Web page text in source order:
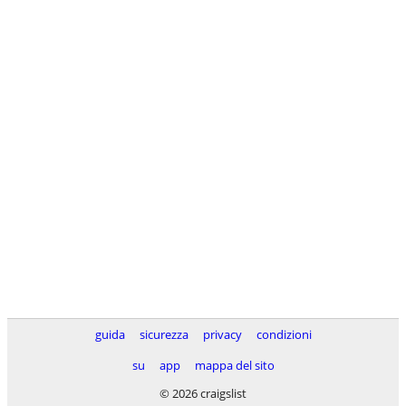
guida sicurezza privacy
condizioni
su
app
mappa del sito
© 2026 craigslist